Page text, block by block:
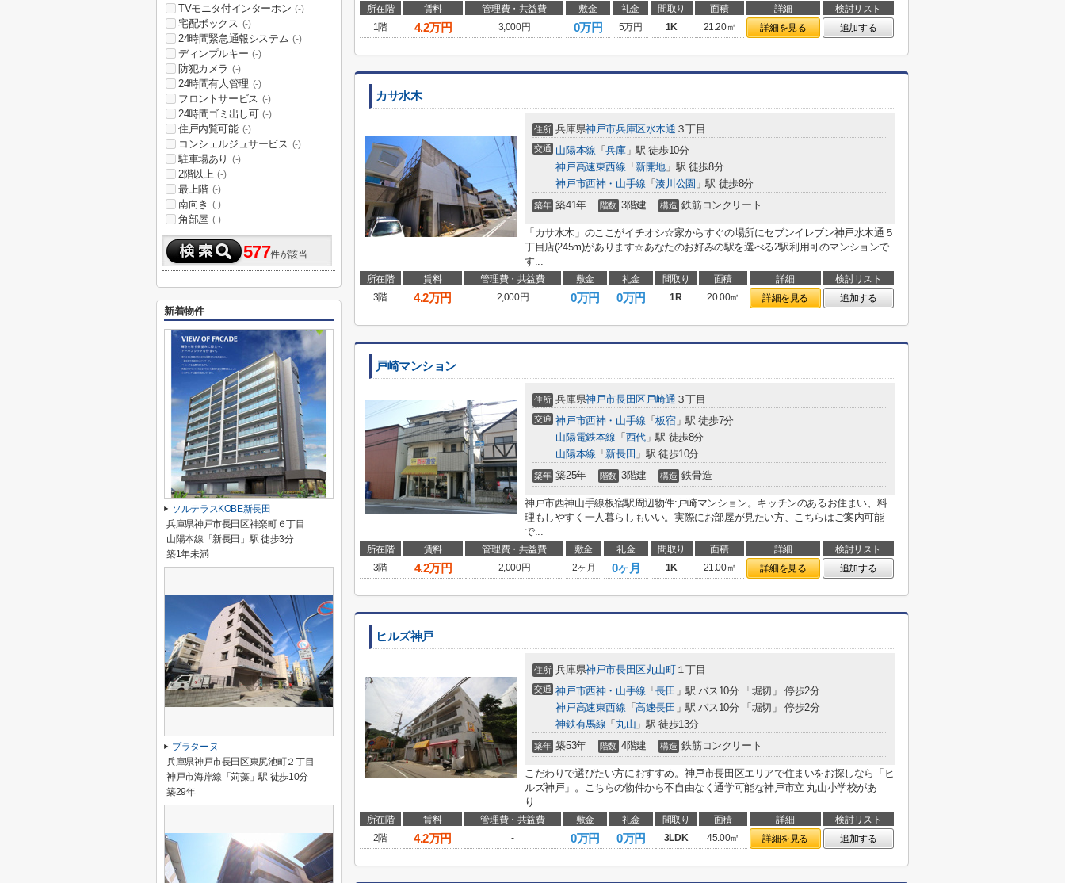
所在階 賃料 管理費・共益費 敷金 礼金 間取り 面積 詳細
検討リスト
1階
4.2万円 3,000円 0万円 5万円 1K 21.20㎡ 詳細を見る 追加する
カサ水木
住所 兵庫県神戸市兵庫区水木通 ３丁目
交通 山陽本線 「兵庫」駅 徒歩10分
神戸高速東西線 「 新開地 」駅 徒歩8分
神戸市西神・山手線 「湊川公園 」駅 徒歩8分
築年 築41年 階数 3階建 構造 鉄筋コンクリート
「カサ水木」のここがイチオシ☆家からすぐの場所にセブンイレブン神戸水木通５
丁目店(245m)があります☆あなたのお好みの駅を選べる2駅利用可のマンションで
す...
所在階 賃料 管理費・共益費 敷金 礼金 間取り 面積 詳細
検討リスト
3階
4.2万円 2,000円 0万円 0万円 1R 20.00㎡ 詳細を見る 追加する
戸崎マンション
住所 兵庫県神戸市長田区戸崎通 ３丁目
交通 神戸市西神・山手線 「板宿」駅 徒歩7分
山陽電鉄本線 「 西代」駅 徒歩8分
山陽本線 「 新長田 」駅 徒歩10分
築年 築25年 階数 3階建 構造 鉄骨造
神戸市西神山手線板宿駅周辺物件:戸崎マンション。キッチンのあるお住まい、料
理もしやすく一人暮らしもいい。実際にお部屋が見たい方、こちらはご案内可能
で...
所在階 賃料 管理費・共益費 敷金 礼金 間取り 面積 詳細
検討リスト
3階
4.2万円 2,000円 2ヶ月 0ヶ月 1K 21.00㎡ 詳細を見る 追加する
ヒルズ神戸
住所 兵庫県神戸市長田区丸山町１丁目
交通 神戸市西神・山手線 「長田 」駅 バス10分 「堀切」 停歩2分
神戸高速東西線 「高速長田 」駅 バス10分 「堀切」 停歩2分
神鉄有馬線 「 丸山 」駅 徒歩13分
築年 築53年 階数 4階建 構造 鉄筋コンクリート
こだわりで選びたい方におすすめ。神戸市長田区エリアで住まいをお探しなら「ヒ
ルズ神戸」。こちらの物件から不自由なく通学可能な神戸市立 丸山小学校があ
り...
所在階 賃料 管理費・共益費 敷金 礼金 間取り 面積 詳細
検討リスト
2階
4.2万円 - 0万円 0万円 3LDK 45.00㎡ 詳細を見る 追加する
TVモニタ付インターホン (-)
宅配ボックス (-)
24時間緊急通報システム (-)
ディンプルキー (-)
防犯カメラ (-)
24時間有人管理 (-)
フロントサービス (-)
24時間ゴミ出し可 (-)
住戸内覧可能 (-)
コンシェルジュサービス (-)
駐車場あり (-)
2階以上 (-)
最上階 (-)
南向き (-)
角部屋 (-)
577件が該当
新着物件
ソルテラスKOBE新長田
兵庫県神戸市長田区神楽町６丁目
山陽本線「新長田」駅 徒歩3分
築1年未満
プラターヌ
兵庫県神戸市長田区東尻池町２丁目
神戸市海岸線「苅藻」駅 徒歩10分
築29年